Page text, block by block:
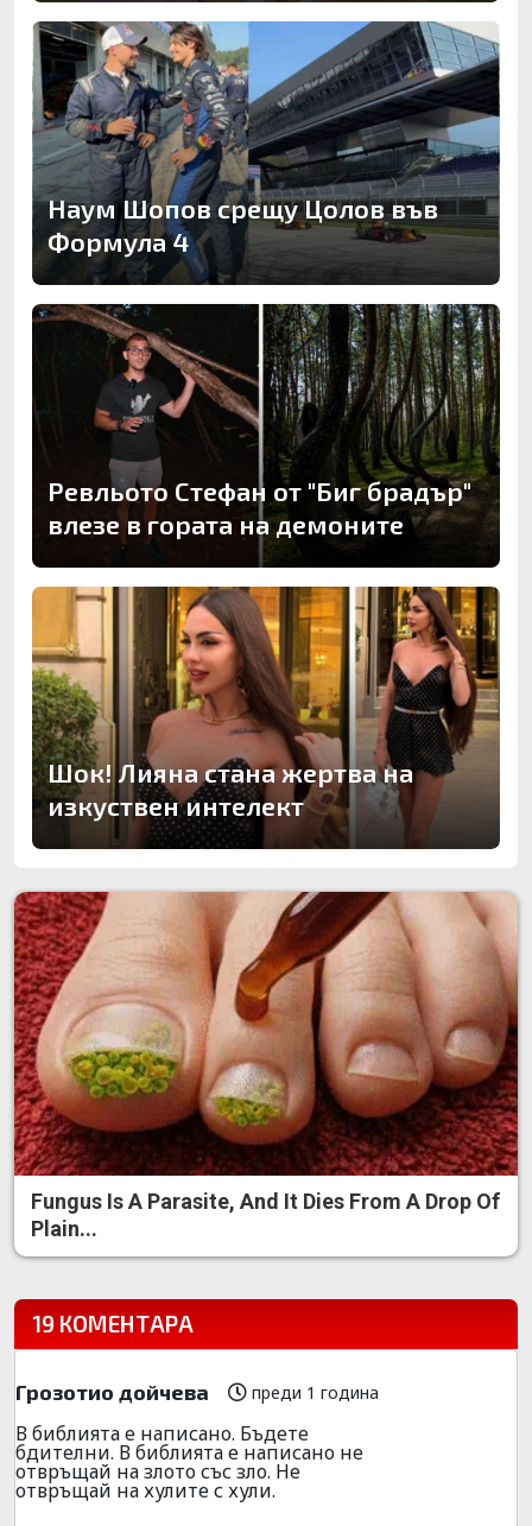
Наум Шопов срещу Цолов във
Формула 4
Ревльото Стефан от "Биг брадър"
влезе в гората на демоните
Шок! Лияна стана жертва на
изкуствен интелект
Fungus Is A Parasite, And It Dies From A Drop Of
Plain...
19 КОМЕНТАРА
Грозотио дойчева преди 1 година
В библията е написано. Бъдете
бдителни. В библията е написано не
отвръщай на злото със зло. Не
отвръщай на хулите с хули.